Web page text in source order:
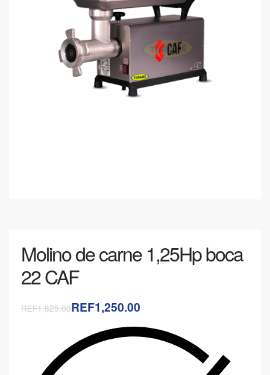
Molino de carne 1,25Hp boca
22 CAF
REF1,625.00REF1,250.00